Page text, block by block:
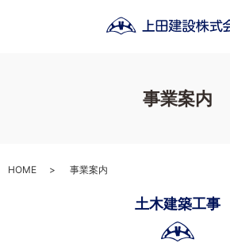
事業案内
HOME 事業案内
土木建築工事